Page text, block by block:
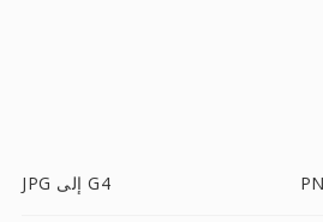
JPG إلى G4